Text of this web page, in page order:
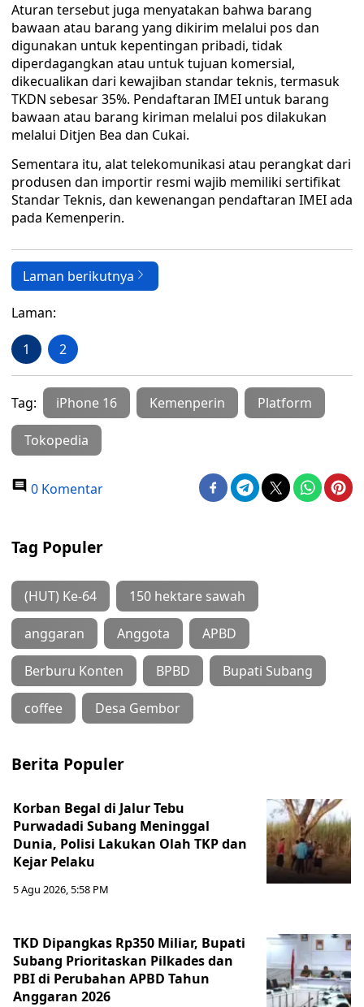
Aturan tersebut juga menyatakan bahwa barang
bawaan atau barang yang dikirim melalui pos dan
digunakan untuk kepentingan pribadi, tidak
diperdagangkan atau untuk tujuan komersial,
dikecualikan dari kewajiban standar teknis, termasuk
TKDN sebesar 35%. Pendaftaran IMEI untuk barang
bawaan atau barang kiriman melalui pos dilakukan
melalui Ditjen Bea dan Cukai.
Sementara itu, alat telekomunikasi atau perangkat dari
produsen dan importir resmi wajib memiliki sertifikat
Standar Teknis, dan kewenangan pendaftaran IMEI ada
pada Kemenperin.
Laman berikutnya
Laman:
1 2
Tag: iPhone 16 Kemenperin Platform
Tokopedia
0 Komentar
Tag Populer
(HUT) Ke-64 150 hektare sawah
anggaran Anggota APBD
Berburu Konten BPBD Bupati Subang
coffee Desa Gembor
Berita Populer
Korban Begal di Jalur Tebu
Purwadadi Subang Meninggal
Dunia, Polisi Lakukan Olah TKP dan
Kejar Pelaku
5 Agu 2026, 5:58 PM
TKD Dipangkas Rp350 Miliar, Bupati
Subang Prioritaskan Pilkades dan
PBI di Perubahan APBD Tahun
Anggaran 2026